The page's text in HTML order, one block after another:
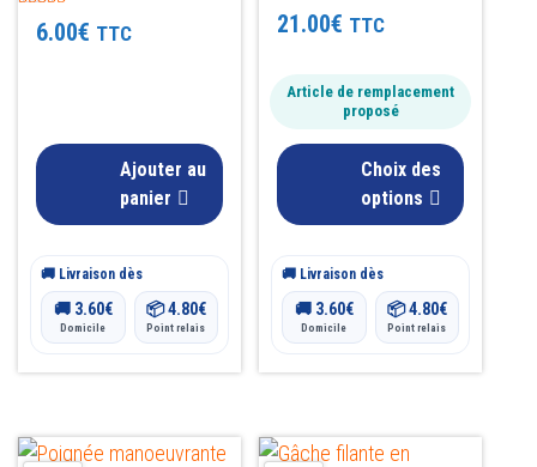
Note
4.80
6.00€ TTC
Ajouter au
panier
🚚 Livraison dès
🚚 3.60€
Domicile
📦4.80€
Point relais
Note
5.0021.00€ TTC
Article de remplacement
proposé
Choix des
options
être
page
du
🚚 Livraison dès
🚚 3.60€
Domicile
📦4.80€
Point relais
Ce